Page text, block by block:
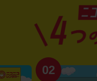
02